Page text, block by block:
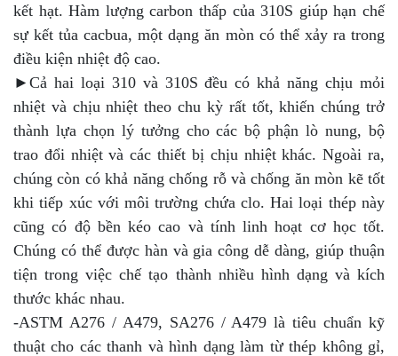
kết hạt. Hàm lượng carbon thấp của 310S giúp hạn chế
sự kết tủa cacbua, một dạng ăn mòn có thể xảy ra trong
điều kiện nhiệt độ cao.
►Cả hai loại 310 và 310S đều có khả năng chịu mỏi
nhiệt và chịu nhiệt theo chu kỳ rất tốt, khiến chúng trở
thành lựa chọn lý tưởng cho các bộ phận lò nung, bộ
trao đổi nhiệt và các thiết bị chịu nhiệt khác. Ngoài ra,
chúng còn có khả năng chống rỗ và chống ăn mòn kẽ tốt
khi tiếp xúc với môi trường chứa clo. Hai loại thép này
cũng có độ bền kéo cao và tính linh hoạt cơ học tốt.
Chúng có thể được hàn và gia công dễ dàng, giúp thuận
tiện trong việc chế tạo thành nhiều hình dạng và kích
thước khác nhau.
-ASTM A276 / A479, SA276 / A479 là tiêu chuẩn kỹ
thuật cho các thanh và hình dạng làm từ thép không gỉ,